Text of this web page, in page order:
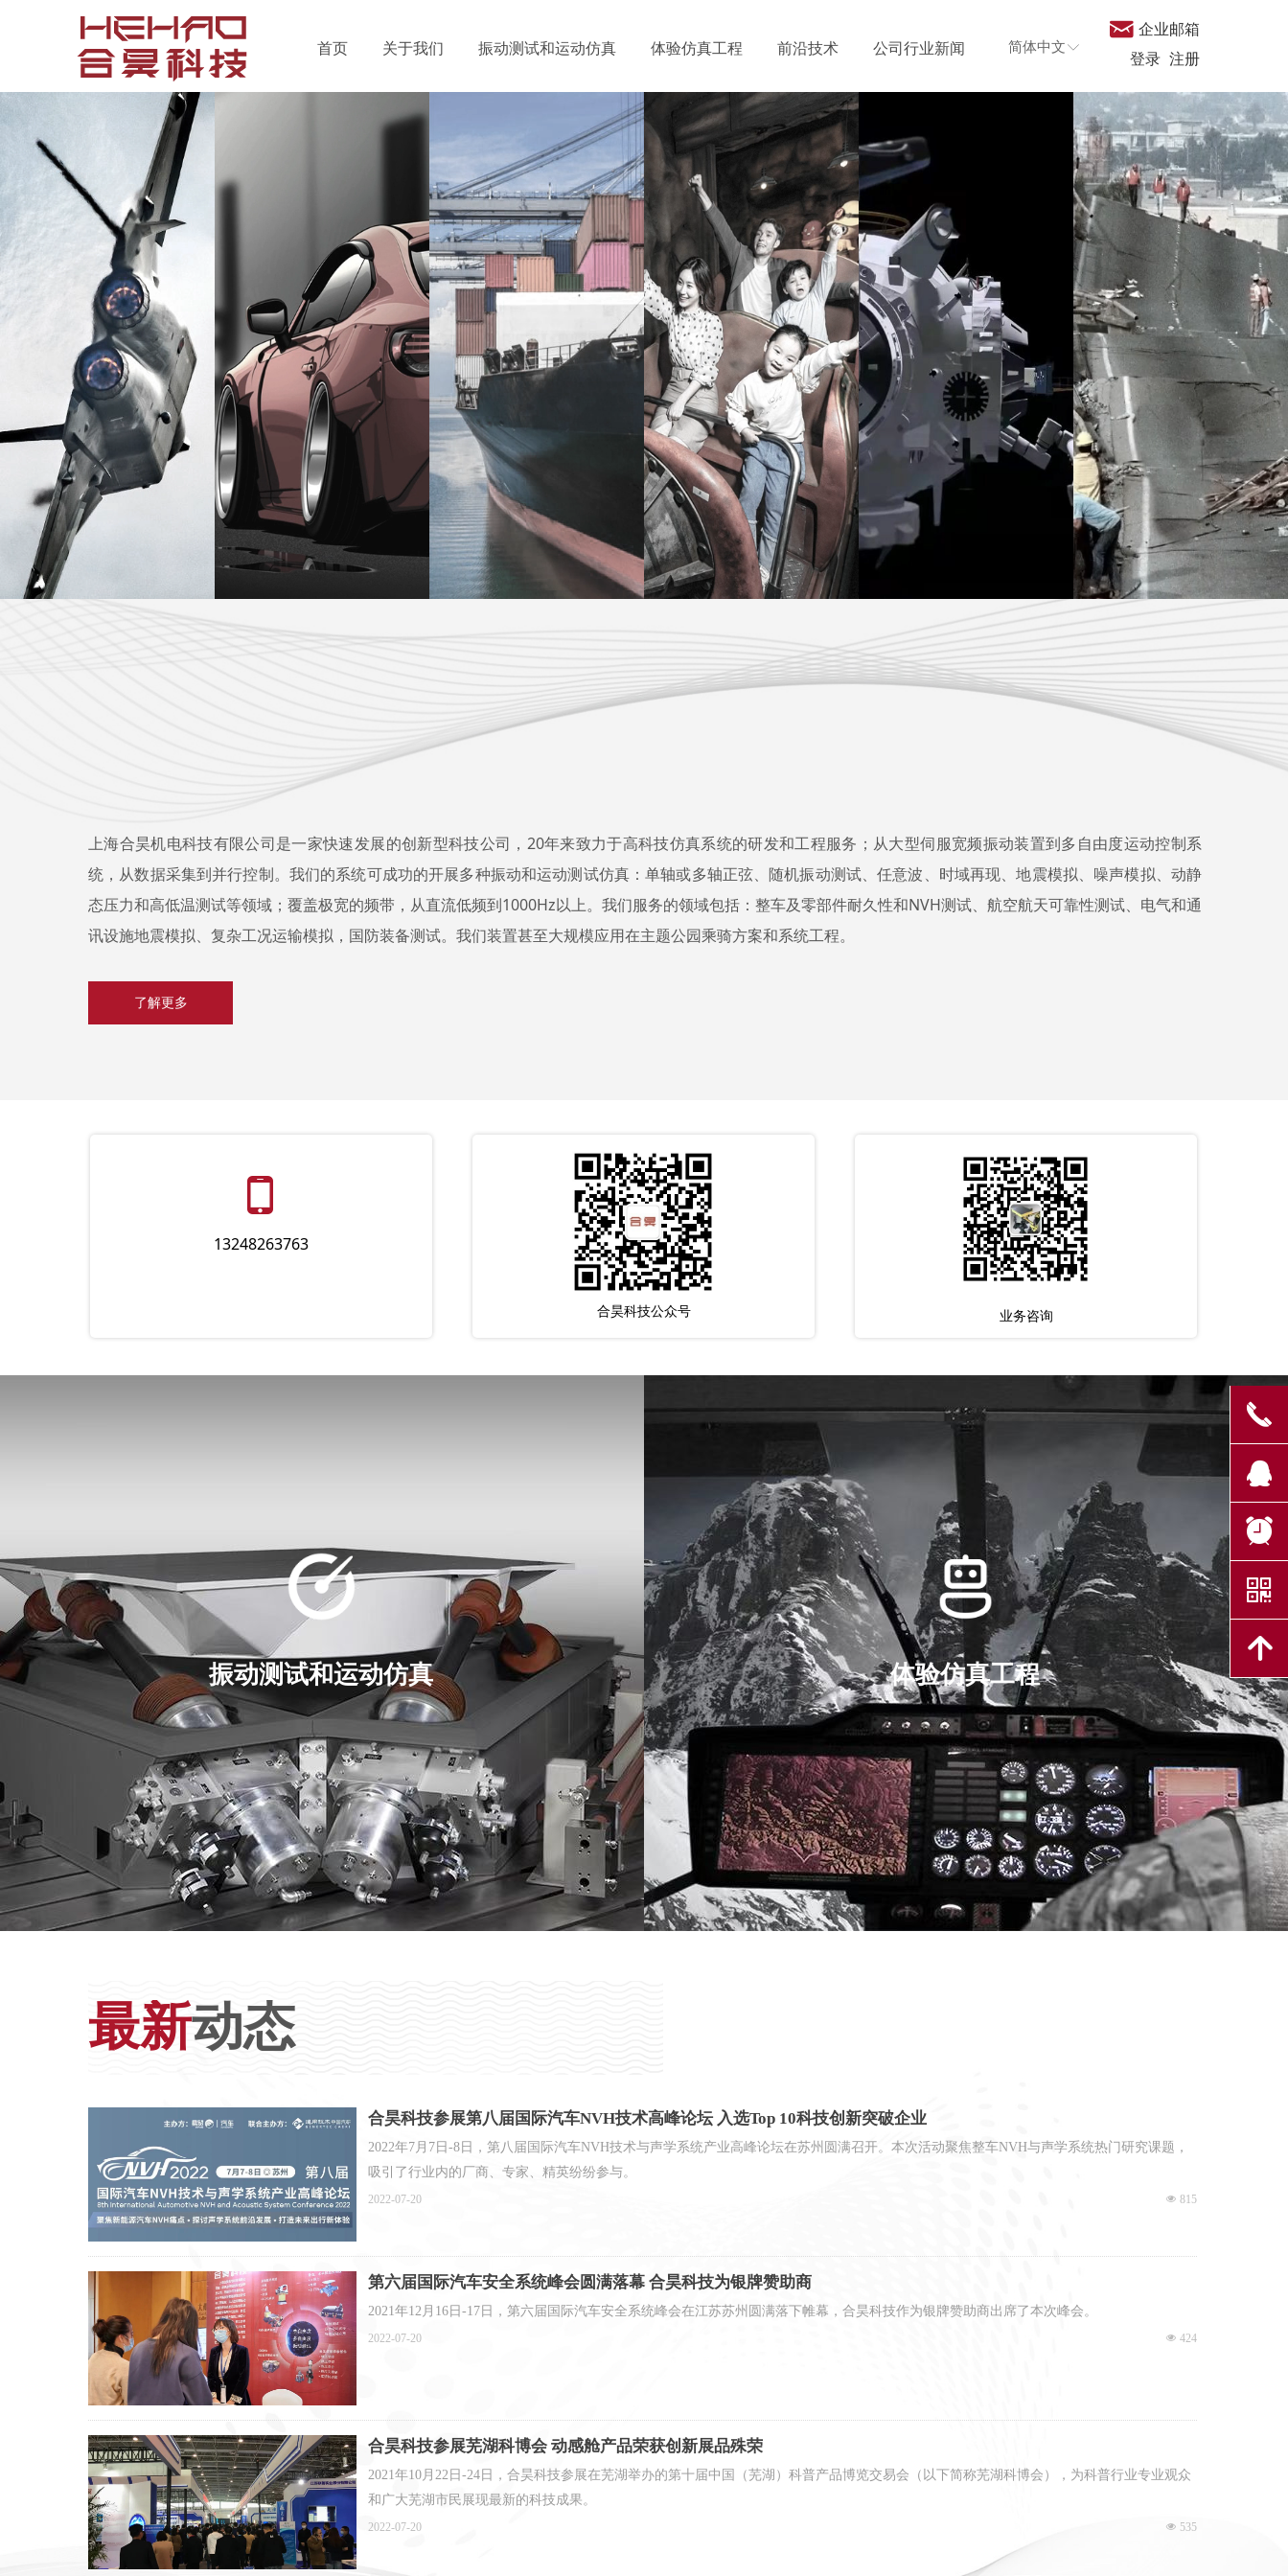
首页 关于我们 振动测试和运动仿真 体验仿真工程 前沿技术 公司行业新闻
登录 注册
낂 企业邮箱
ꀅ
简体中文
上海合昊机电科技有限公司是一家快速发展的创新型科技公司，20年来致力于高科技仿真系统的研发和工程服务；从大型伺服宽频振动装置到多自由度运动控制系
统，从数据采集到并行控制。 我们的系统可成功的开展多种振动和运动测试仿真：单轴或多轴正弦、随机振动测试、任意波、时域再现、地震模拟、噪声模拟、动静
态压力和高低温测试等领域；覆盖极宽的频带，从直流低频到1000Hz以上。 我们服务的领域包括：整车及零部件耐久性和NVH测试、航空航天可靠性测试、电气和通
讯设施地震模拟、复杂工况运输模拟，国防装备测试。我们装置甚至大规模应用在主题公园乘骑方案和系统工程。
了解更多
最新动态
合昊科技参展第八届国际汽车NVH技术高峰论坛 入选Top 10科技创新突破企业
2022年7月7日-8日，第八届国际汽车NVH技术与声学系统产业高峰论坛在苏州圆满召开。本次活动聚焦整车NVH与声学系统热门研究课题，
吸引了行业内的厂商、专家、精英纷纷参与。
넶 815
2022-07-20
第六届国际汽车安全系统峰会圆满落幕 合昊科技为银牌赞助商
2021年12月16日-17日，第六届国际汽车安全系统峰会在江苏苏州圆满落下帷幕，合昊科技作为银牌赞助商出席了本次峰会。
넶 424
2022-07-20
合昊科技参展芜湖科博会 动感舱产品荣获创新展品殊荣
2021年10月22日-24日，合昊科技参展在芜湖举办的第十届中国（芜湖）科普产品博览交易会（以下简称芜湖科博会），为科普行业专业观众
和广大芜湖市民展现最新的科技成果。
넶 535
2022-07-20
13248263763
넓
合昊科技公众号 业务咨询
振动测试和运动仿真
振动测试和运动仿真
体验仿真工程
끅
뀩
뀥
낃
녕